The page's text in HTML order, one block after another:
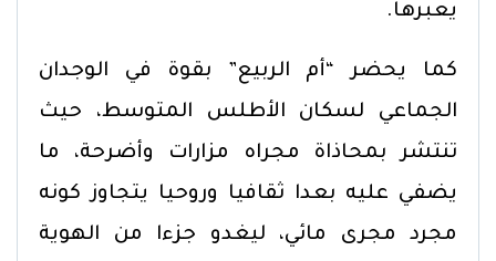
يعبرها.
كما يحضر “أم الربيع” بقوة في الوجدان
الجماعي لسكان الأطلس المتوسط، حيث
تنتشر بمحاذاة مجراه مزارات وأضرحة، ما
يضفي عليه بعدا ثقافيا وروحيا يتجاوز كونه
مجرد مجرى مائي، ليغدو جزءا من الهوية